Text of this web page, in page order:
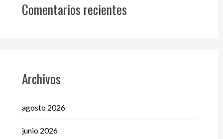
Comentarios recientes
Archivos
agosto 2026
junio 2026